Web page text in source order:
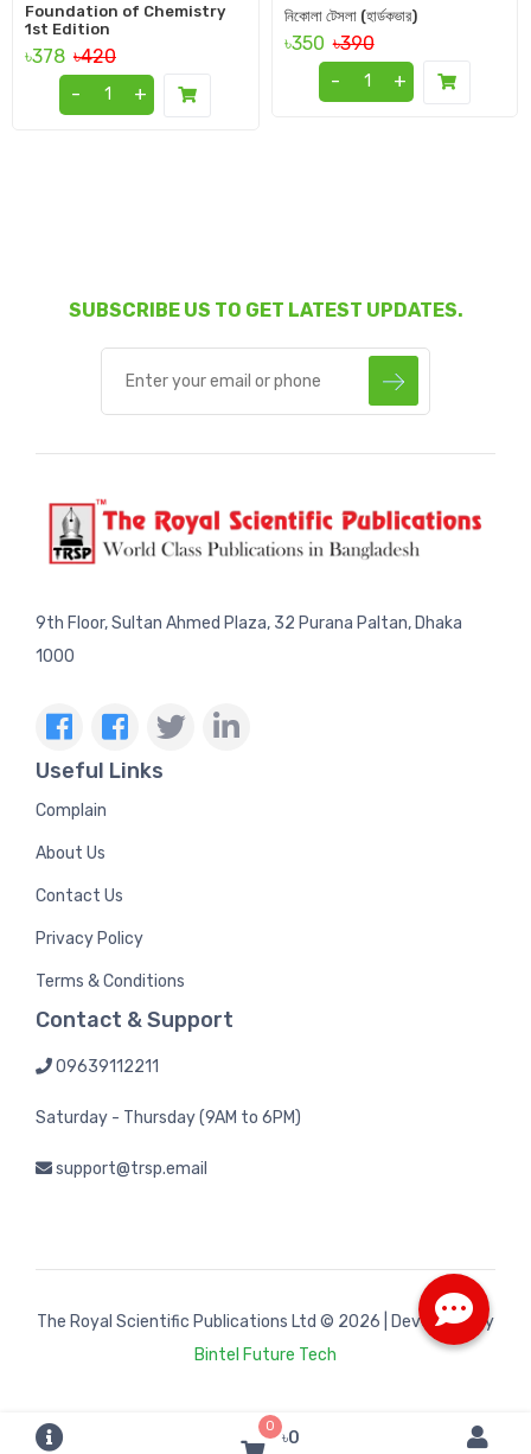
Foundation of Chemistry
1st Edition
৳378 ৳420
-
+
নিকোলা টেসলা (হার্ডকভার)
৳350 ৳390
-
+
SUBSCRIBE US TO GET LATEST UPDATES.
9th Floor, Sultan Ahmed Plaza, 32 Purana Paltan, Dhaka
1000
Useful Links
Complain
About Us
Contact Us
Privacy Policy
Terms & Conditions
Contact & Support
09639112211
Saturday - Thursday (9AM to 6PM)
support@trsp.email
The Royal Scientific Publications Ltd © 2026 | Developed by
Bintel Future Tech
0
৳0